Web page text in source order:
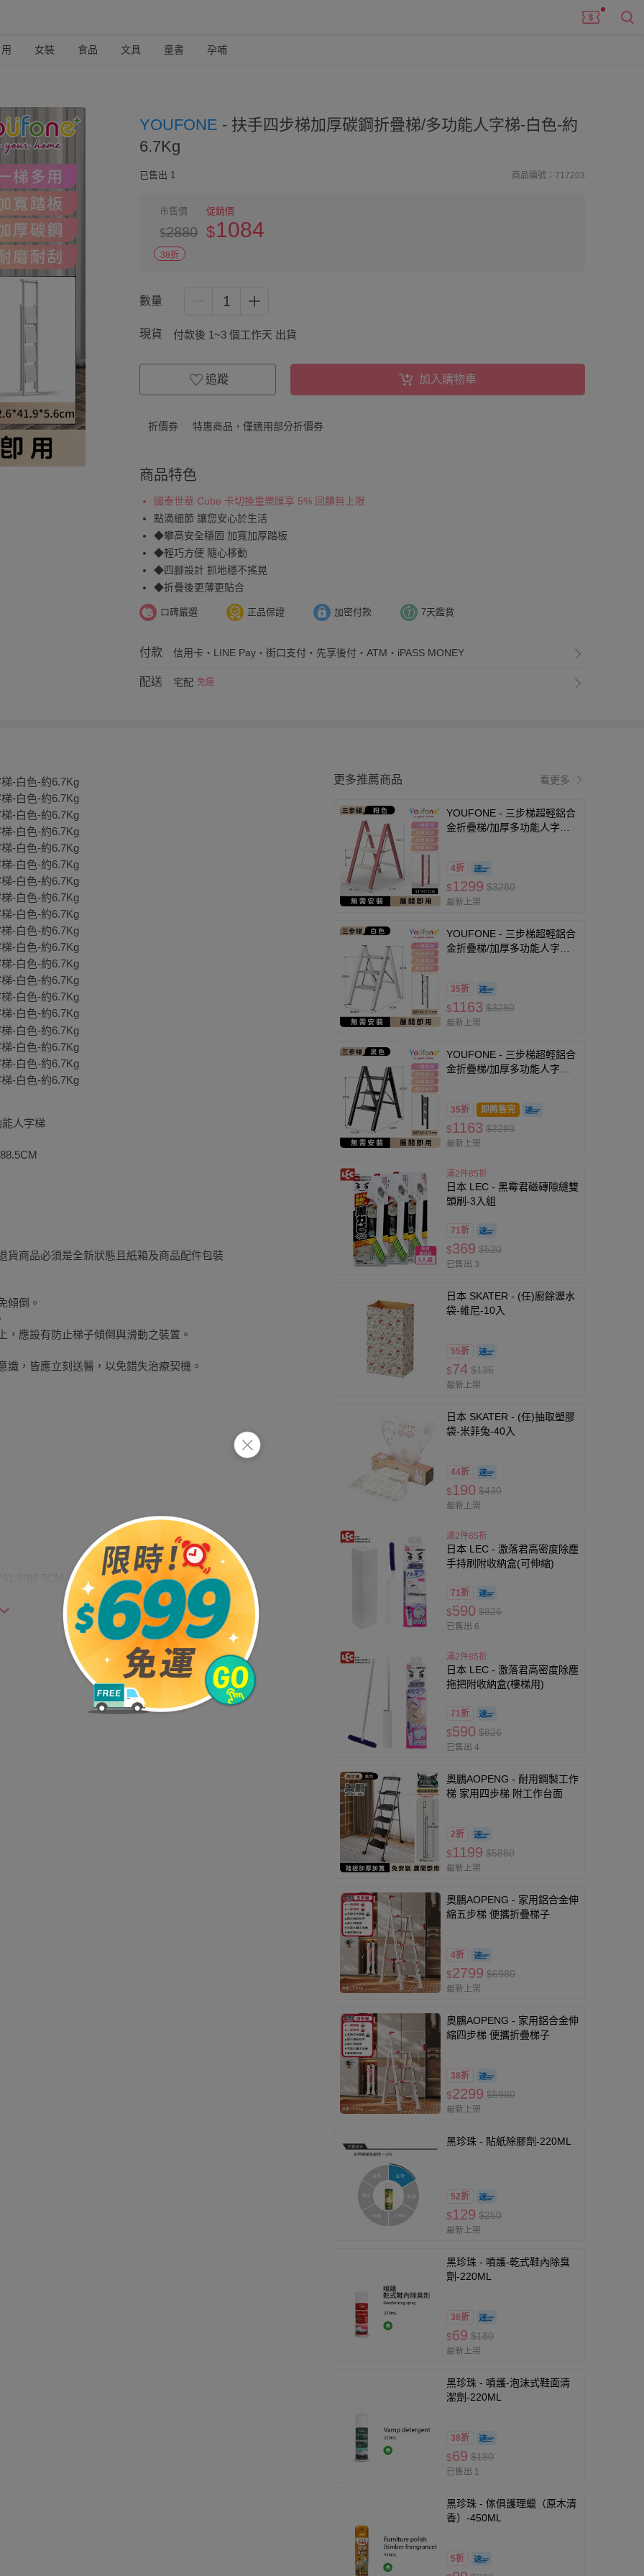
女裝 食品 文具 童書 孕哺
YOUFONE - 扶手四步梯加厚碳鋼折疊梯/多功能人字梯-白色-約
6.7Kg
已售出 1 商品編號：717203
市售價
$2880
促銷價
$1084
38折
數量 1
現貨 付款後 1~3 個工作天 出貨
追蹤 加入購物車
折價券 特惠商品，僅適用部分折價券
商品特色
國泰世華 Cube 卡切換童樂匯享 5% 回饋無上限
點滴細節 讓您安心於生活
◆攀高安全穩固 加寬加厚踏板
◆輕巧方便 隨心移動
◆四腳設計 抓地穩不搖晃
◆折疊後更薄更貼合
口碑嚴選 正品保證 加密付款 7天鑑賞
付款 信用卡・LINE Pay・街口支付・先享後付・ATM・iPASS MONEY
配送 宅配 免運
人字梯
貨商品必須是全新狀態且紙箱及商品配件包裝
傾倒。
應設有防止梯子傾倒與滑動之裝置。
，皆應立刻送醫，以免錯失治療契機。
用期，辦理退貨商品必須是全新狀態且紙箱
辦理退換貨。 2.不可站立於梯子上利用梯子
範圍內，以避免傾倒。 4.商品為人工丈量略有
地面使用，如梯子架欲架設於斜面上，應設
電氣線路，應避免靠近電氣設備。 7.萬一發生
立刻送醫，以免錯失治療契機。 8.精神不佳
更多推薦商品 看更多
YOUFONE - 三步梯超輕鋁合
金折疊梯/加厚多功能人字梯-
4折
$1299 $3280
最新上架
YOUFONE - 三步梯超輕鋁合
金折疊梯/加厚多功能人字梯-
35折
$1163 $3280
最新上架
YOUFONE - 三步梯超輕鋁合
金折疊梯/加厚多功能人字梯-
35折 即將售完
$1163 $3280
最新上架
滿2件85折
日本 LEC - 黑霉君磁磚隙縫雙
頭刷-3入組
71折
$369 $520
已售出 3
日本 SKATER - (任)廚餘瀝水
袋-維尼-10入
55折
$74 $135
最新上架
日本 SKATER - (任)抽取塑膠
袋-米菲兔-40入
44折
$190 $430
最新上架
滿2件85折
日本 LEC - 激落君高密度除塵
手持刷附收納盒(可伸縮)
71折
$590 $826
已售出 6
滿2件85折
日本 LEC - 激落君高密度除塵
拖把附收納盒(樓梯用)
71折
$590 $826
已售出 4
奧鵬AOPENG - 耐用鋼製工作
梯 家用四步梯 附工作台面
2折
$1199 $5880
最新上架
奧鵬AOPENG - 家用鋁合金伸
縮五步梯 便攜折疊梯子
4折
$2799 $6980
最新上架
奧鵬AOPENG - 家用鋁合金伸
縮四步梯 便攜折疊梯子
38折
$2299 $5980
最新上架
黑珍珠 - 貼紙除膠劑-220ML
52折
$129 $250
最新上架
黑珍珠 - 噴護-乾式鞋內除臭
劑-220ML
38折
$69 $180
最新上架
黑珍珠 - 噴護-泡沫式鞋面清
潔劑-220ML
38折
$69 $180
已售出 1
黑珍珠 - 傢俱護理蠟（原木清
香）-450ML
5折